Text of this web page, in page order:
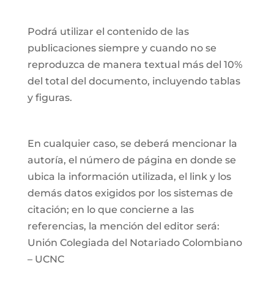
Podrá utilizar el contenido de las
publicaciones siempre y cuando no se
reproduzca de manera textual más del 10%
del total del documento, incluyendo tablas
y figuras.
En cualquier caso, se deberá mencionar la
autoría, el número de página en donde se
ubica la información utilizada, el link y los
demás datos exigidos por los sistemas de
citación; en lo que concierne a las
referencias, la mención del editor será:
Unión Colegiada del Notariado Colombiano
– UCNC